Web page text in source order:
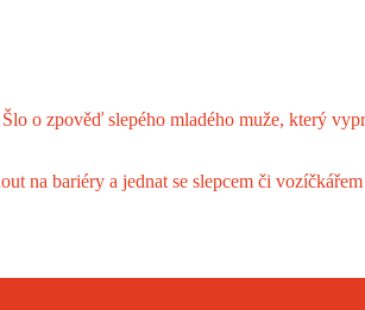
o zpověď slepého mladého muže, který
na bariéry a jednat se slepcem či